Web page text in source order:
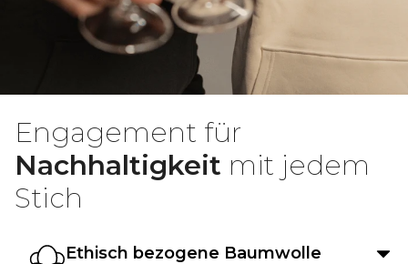
Engagement für
Nachhaltigkeit mit jedem
Stich
Ethisch bezogene Baumwolle